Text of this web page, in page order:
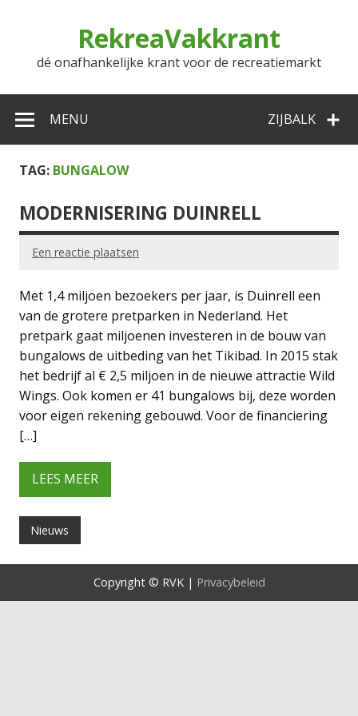
RekreaVakkrant
dé onafhankelijke krant voor de recreatiemarkt
ZIJBALK
MENU
TAG: BUNGALOW
MODERNISERING DUINRELL
Een reactie plaatsen
Met 1,4 miljoen bezoekers per jaar, is Duinrell een
van de grotere pretparken in Nederland. Het
pretpark gaat miljoenen investeren in de bouw van
bungalows de uitbeding van het Tikibad. In 2015 stak
het bedrijf al € 2,5 miljoen in de nieuwe attractie Wild
Wings. Ook komen er 41 bungalows bij, deze worden
voor eigen rekening gebouwd. Voor de financiering
[…]
LEES MEER
Nieuws
Copyright © RVK | Privacybeleid